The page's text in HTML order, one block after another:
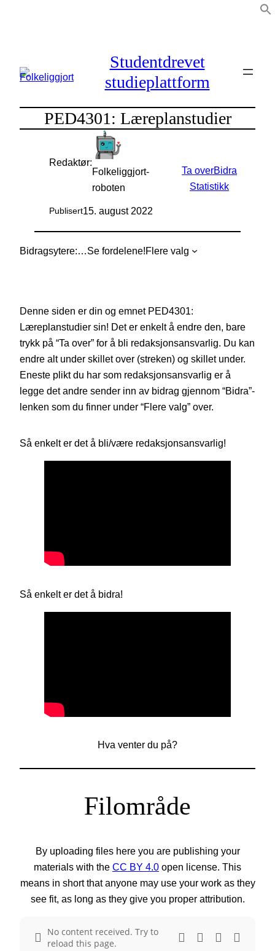
Studentdrevet
studieplattform
PED4301: Læreplanstudier
Redaktør:
Folkeliggjort-
roboten
Publisert15. august 2022
Ta overBidra
Statistikk
Bidragsytere: Se fordelene!Flere valg
Denne siden er din og emnet PED4301:
Læreplanstudier sin! Det er enkelt å endre den, bare
trykk på “Ta over” for å bli redaksjonsansvarlig. Du kan
endre alt under skillet over (streken) og skillet under.
Eneste plikt du har som redaksjonsansvarlig er å
legge det andre sender inn av bidrag gjennom “Bidra”-
lenken som du finner under “Flere valg” over.
Så enkelt er det å bli/være redaksjonsansvarlig!
Så enkelt er det å bidra!
Hva venter du på?
Filområde
By uploading files here you are publishing your
materials with the CC BY 4.0 open license. This
means in short that anyone may use your work as they
see fit, as long as they give you proper attribution.
No content received. Try to
reload this page.